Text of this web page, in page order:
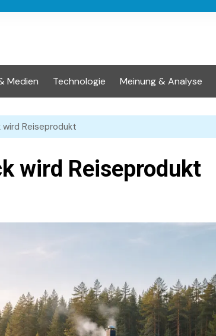
Medien Technologie Meinung & Analyse
wird Reiseprodukt
wird Reiseprodukt